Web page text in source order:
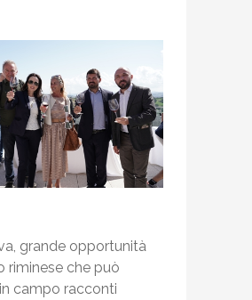
grande opportunità
riminese che può
campo racconti